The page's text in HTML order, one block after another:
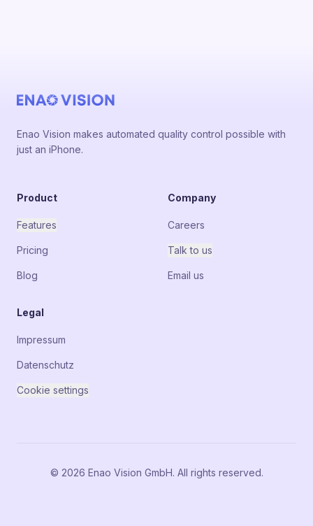
Enao Vision makes automated quality control possible with
just an iPhone.
Product
Features
Pricing
Blog
Company
Careers
Talk to us
Email us
Legal
Impressum
Datenschutz
Cookie settings
© 2026 Enao Vision GmbH. All rights reserved.